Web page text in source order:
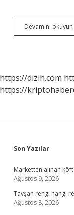
Devamını okuyun
https://dizih.com
https://
Sidebar
Son Yazılar
Marketten alınan
Ağustos 9, 2026
Tavşan rengi hangi
Ağustos 8, 2026